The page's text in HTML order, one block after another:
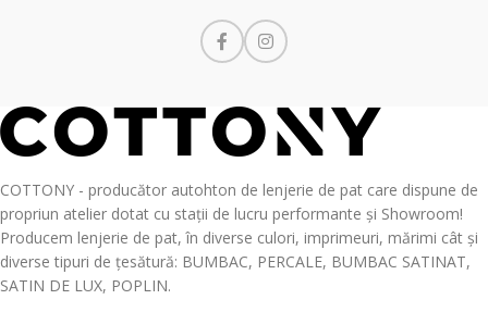
COTTONY - producător autohton de lenjerie de pat care dispune de
propriun atelier dotat cu stații de lucru performante și Showroom!
Producem lenjerie de pat, în diverse culori, imprimeuri, mărimi cât și
diverse tipuri de țesătură: BUMBAC, PERCALE, BUMBAC SATINAT,
SATIN DE LUX, POPLIN.